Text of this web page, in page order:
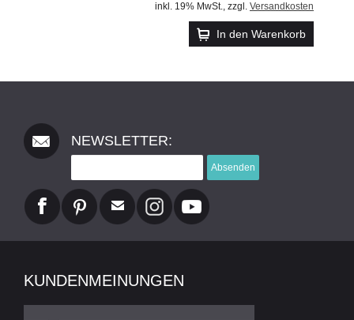
inkl. 19% MwSt., zzgl. Versandkosten
In den Warenkorb
NEWSLETTER:
Absenden
KUNDENMEINUNGEN